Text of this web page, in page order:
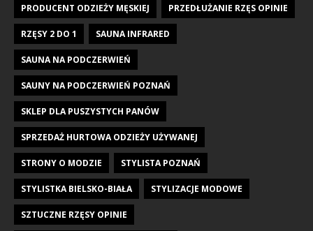
PRODUCENT ODZIEŻY MĘSKIEJ PRZEDŁUŻANIE RZĘS OPINIE
RZĘSY 2 DO 1 SAUNA INFRARED
SAUNA NA PODCZERWIEŃ
SAUNY NA PODCZERWIEŃ POZNAŃ
SKLEP DLA PUSZYSTYCH PANÓW
SPRZEDAŻ HURTOWA ODZIEŻY UŻYWANEJ
STRONY O MODZIE STYLISTA POZNAŃ
STYLISTKA BIELSKO-BIAŁA STYLIZACJE MODOWE
SZTUCZNE RZĘSY OPINIE